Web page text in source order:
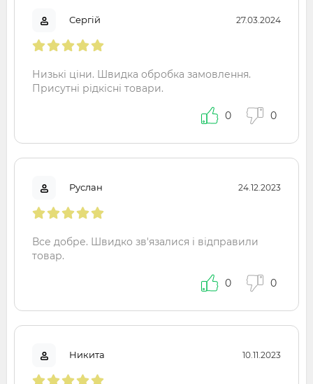
Сергій 27.03.2024
Низькі ціни. Швидка обробка замовлення.
Присутні рідкісні товари.
0 0
Руслан 24.12.2023
Все добре. Швидко зв'язалися і відправили
товар.
0 0
Никита 10.11.2023